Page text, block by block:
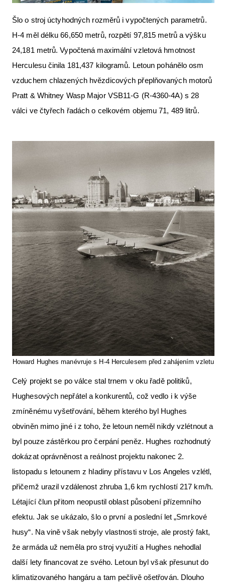
Šlo o stroj úctyhodných rozměrů i vypočtených parametrů.
H-4 měl délku 66,650 metrů, rozpětí 97,815 metrů a výšku
24,181 metrů. Vypočtená maximální vzletová hmotnost
Herculesu činila 181,437 kilogramů. Letoun pohánělo osm
vzduchem chlazených hvězdicových přeplňovaných motorů
Pratt & Whitney Wasp Major VSB11-G (R-4360-4A) s 28
válci ve čtyřech řadách o celkovém objemu 71, 489 litrů.
Howard Hughes manévruje s H-4 Herculesem před zahájením vzletu
Celý projekt se po válce stal trnem v oku řadě politiků,
Hughesových nepřátel a konkurentů, což vedlo i k výše
zmíněnému vyšetřování, během kterého byl Hughes
obviněn mimo jiné i z toho, že letoun neměl nikdy vzlétnout a
byl pouze zástěrkou pro čerpání peněz. Hughes rozhodnutý
dokázat oprávněnost a reálnost projektu nakonec 2.
listopadu s letounem z hladiny přístavu v Los Angeles vzlétl,
přičemž urazil vzdálenost zhruba 1,6 km rychlostí 217 km/h.
Létající člun přitom neopustil oblast působení přízemního
efektu. Jak se ukázalo, šlo o první a poslední let „Smrkové
husy“. Na vině však nebyly vlastnosti stroje, ale prostý fakt,
že armáda už neměla pro stroj využití a Hughes nehodlal
další lety financovat ze svého. Letoun byl však přesunut do
klimatizovaného hangáru a tam pečlivě ošetřován. Dlouho